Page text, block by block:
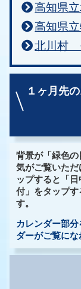
高知県
高知県
北川村
１ヶ月先
背景が「緑色
気がご覧いた
ップすると「
付」をタップ
す。
カレンダー部
ダーがご覧にな